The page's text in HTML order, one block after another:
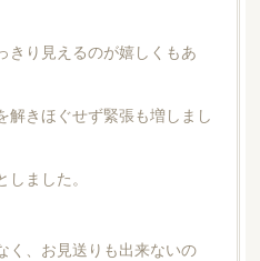
きり見えるのが嬉しくもあ
解きほぐせず緊張も増しまし
ました。
く、お見送りも出来ないの